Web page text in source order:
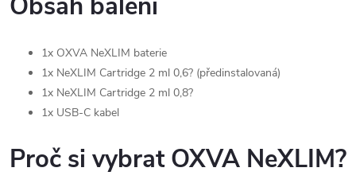
1x OXVA NeXLIM baterie
1x NeXLIM Cartridge 2 ml 0,6? (předinstalovaná)
1x NeXLIM Cartridge 2 ml 0,8?
1x USB-C kabel
Proč si vybrat OXVA NeXLIM?